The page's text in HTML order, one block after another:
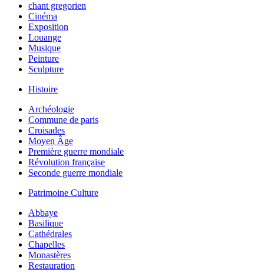
chant gregorien
Cinéma
Exposition
Louange
Musique
Peinture
Sculpture
Histoire
Archéologie
Commune de paris
Croisades
Moyen Âge
Première guerre mondiale
Révolution française
Seconde guerre mondiale
Patrimoine Culture
Abbaye
Basilique
Cathédrales
Chapelles
Monastères
Restauration